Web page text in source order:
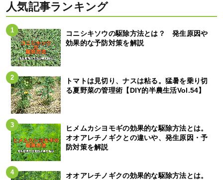
人気記事ランキング
コニシキソウの駆除方法とは？ 発生原因や
効果的な予防対策を解説
トマトは見切り、ナスは粘る。猛暑を乗り切
る夏野菜の管理術【DIY的半農生活Vol.54】
ヒメムカシヨモギの効果的な駆除方法とは。
オオアレチノギクとの違いや、発生原因・予
防対策を解説
オオアレチノギクの効果的な駆除方法とは。